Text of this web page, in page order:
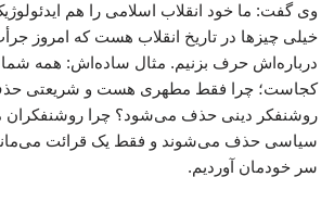
وی گفت: ما خود انقلاب اسلامی را هم
خیلی چیزها در تاریخ انقلاب هست که امروز
درباره‌اش حرف بزنیم. مثال ساده‌اش: همه شما
کجاست؛ چرا فقط مطهری هست و شریعتی
روشنفکر دینی حذف می‌شود؟ چرا روشنفکران
سیاسی حذف می‌شوند و فقط یک قرائت می‌ماند؟
سر خودمان آوردیم.